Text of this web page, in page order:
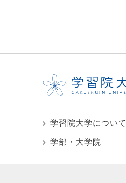
学習院大学について
学部・大学院